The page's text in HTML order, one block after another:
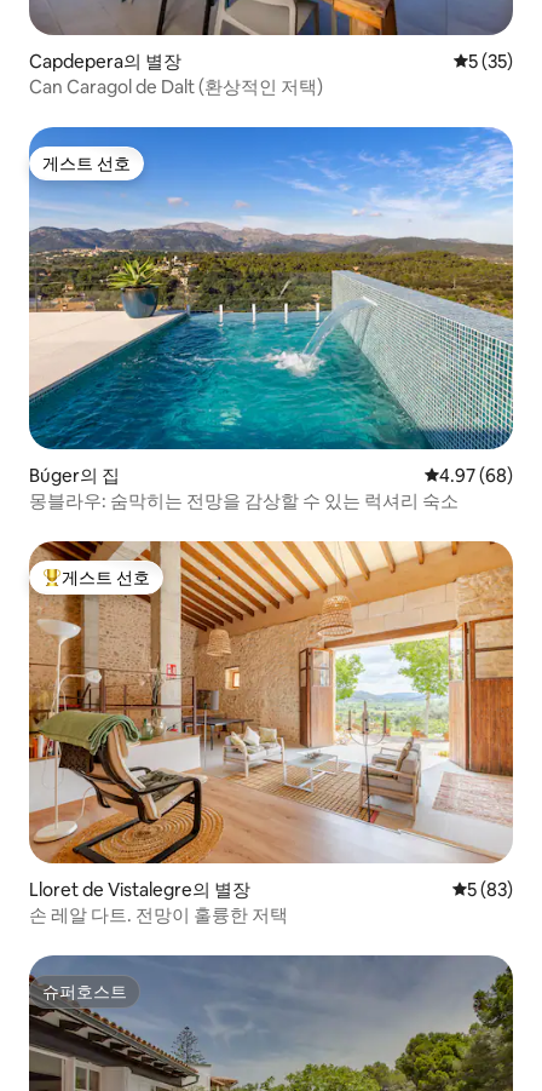
Capdepera의 별장 평점 5점
5 (35)
Can Caragol de Dalt (환상적인 저택)
게스트 선호
게스트 선호
Búger의 집 평점 4.97점(5
4.97 (68)
몽블라우: 숨막히는 전망을 감상할 수 있는 럭셔리 숙소
상위 게스트 선호
게스트 선호
Lloret de Vistalegre의 별장 평점 5점(5
5 (83)
손 레알 다트. 전망이 훌륭한 저택
슈퍼호스트
슈퍼호스트